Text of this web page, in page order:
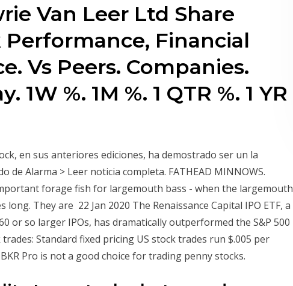
Van Leer Ltd Share
Performance, Financial
Vs Peers. Companies.
1W %. 1M %. 1 QTR %. 1 YR
en sus anteriores ediciones, ha demostrado ser un la
de Alarma > Leer noticia completa. FATHEAD MINNOWS.
forage fish for largemouth bass - when the largemouth
long. They are 22 Jan 2020 The Renaissance Capital IPO ETF, a
or so larger IPOs, has dramatically outperformed the S&P 500
Standard fixed pricing US stock trades run $.005 per
Pro is not a good choice for trading penny stocks.